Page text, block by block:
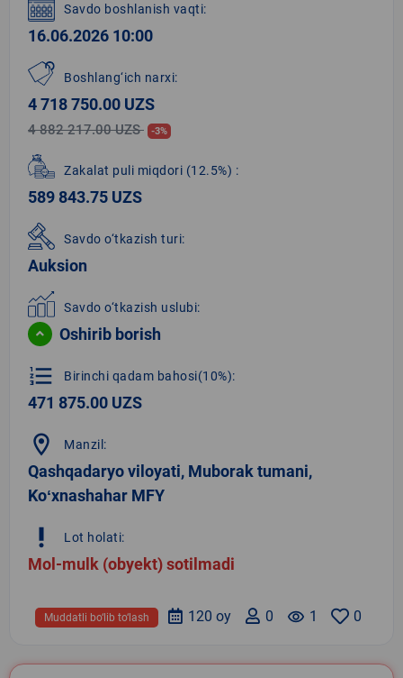
Savdo boshlanish vaqti:
16.06.2026 10:00
Boshlang‘ich narxi:
4 718 750.00 UZS
4 882 217.00 UZS -3%
Zakalat puli miqdori (12.5%) :
589 843.75 UZS
Savdo o‘tkazish turi:
Auksion
Savdo o‘tkazish uslubi:
Oshirib borish
format_list_numbered Birinchi qadam bahosi(10%):
471 875.00 UZS
location_on Manzil:
Qashqadaryo viloyati, Muborak tumani,
Koʻxnashahar MFY
priority_high Lot holati:
Mol-mulk (obyekt) sotilmadi
0
remove_red_eye 1
0
120 oy
Muddatli bo‘lib to‘lash